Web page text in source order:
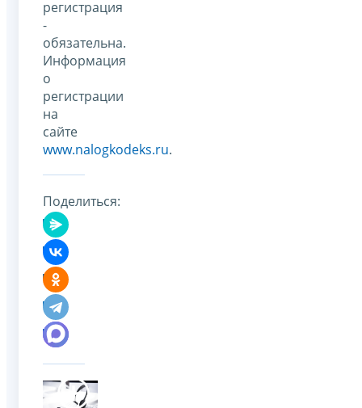
регистрация
-
обязательна.
Информация
о
регистрации
на
сайте
www.nalogkodeks.ru.
Поделиться: